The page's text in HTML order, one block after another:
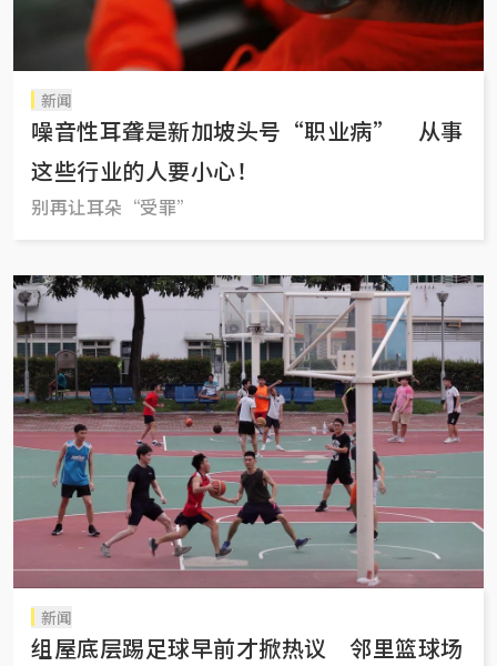
新闻
噪音性耳聋是新加坡头号“职业病” 从事
这些行业的人要小心！
别再让耳朵“受罪”
新闻
组屋底层踢足球早前才掀热议 邻里篮球场